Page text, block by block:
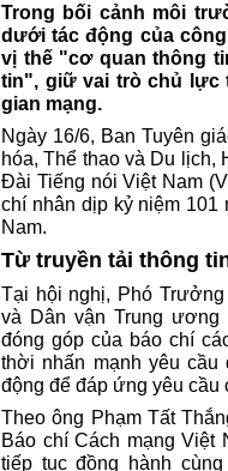
Trong bối cảnh môi
dưới tác động của
vị thế "cơ quan thông
tin", giữ vai trò chủ lực
gian mạng.
Ngày 16/6, Ban Tuyên
hóa, Thể thao và Du
Đài Tiếng nói Việt Nam
chí nhân dịp kỷ niệm 101
Nam.
Từ truyền tải thông
Tại hội nghị, Phó
và Dân vận Trung ương
đóng góp của báo chí
thời nhấn mạnh yêu
động để đáp ứng yêu cầu
Theo ông Phạm Tất
Báo chí Cách mạng Việt
tiếp tục đồng hành